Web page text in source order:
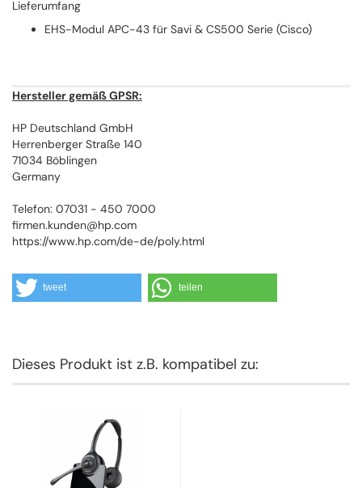
Lieferumfang
EHS-Modul APC-43 für Savi & CS500 Serie (Cisco)
Hersteller gemäß GPSR:
HP Deutschland GmbH
Herrenberger Straße 140
71034 Böblingen
Germany
Telefon: 07031 - 450 7000
firmen.kunden@hp.com
https://www.hp.com/de-de/poly.html
tweet teilen
Dieses Produkt ist z.B. kompatibel zu: